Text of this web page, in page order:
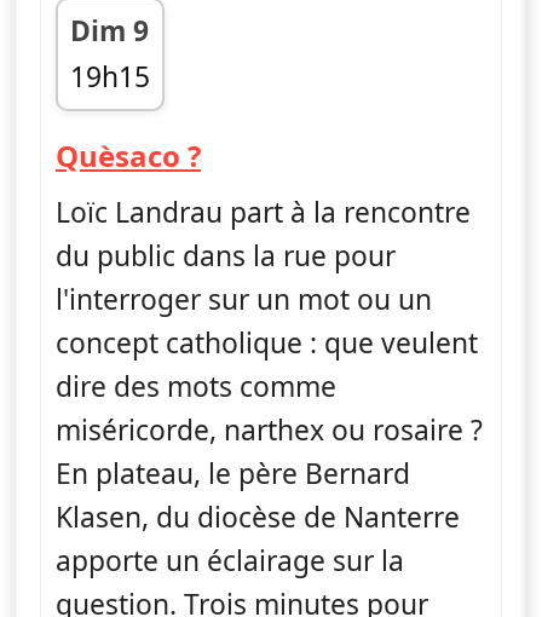
Dim 9
19h15
fin 19h25
Quèsaco ?— Quèsaco ?
Loïc Landrau part à la rencontre
du public dans la rue pour
l'interroger sur un mot ou un
concept catholique : que veulent
dire des mots comme
miséricorde, narthex ou rosaire ?
En plateau, le père Bernard
Klasen, du diocèse de Nanterre
apporte un éclairage sur la
question. Trois minutes pour